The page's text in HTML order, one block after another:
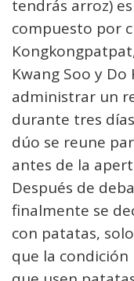
tendrás arroz)
compuesto por
Kwang Soo y
administrar un
durante tres
dúo se reune
antes de la
Después de
finalmente se
con patatas,
que la